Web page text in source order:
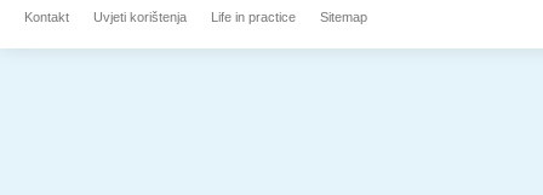
Kontakt Uvjeti korištenja Life in practice Sitemap